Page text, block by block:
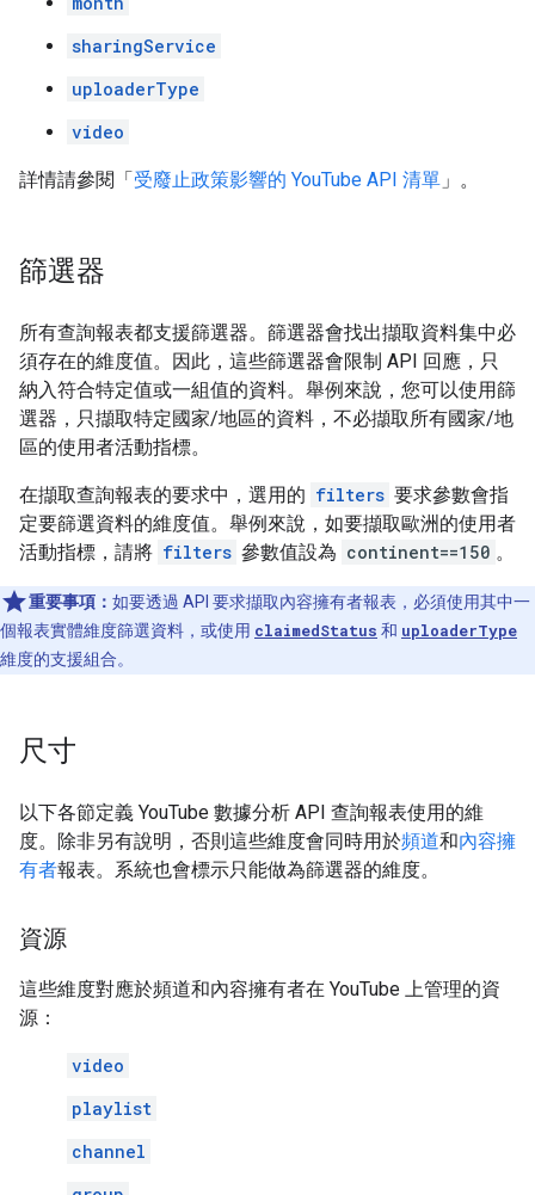
sharingService
uploaderType
video
詳情請參閱「受廢止政策影響的 YouTube API 清單 」。
篩選器
所有查詢報表都支援篩選器。篩選器會找出擷取資料集中必
須存在的維度值。因此，這些篩選器會限制 API 回應，只
納入符合特定值或一組值的資料。舉例來說，您可以使用篩
選器，只擷取特定國家/地區的資料，不必擷取所有國家/地
區的使用者活動指標。
在擷取查詢報表的要求中，選用的 filters 要求參數會指
定要篩選資料的維度值。舉例來說，如要擷取歐洲的使用者
活動指標，請將 filters 參數值設為 continent==150 。
重要事項： 如要透過 API 要求擷取內容擁有者報表，必須使用其中一
個報表實體維度篩選資料，或使用 claimedStatus 和 uploaderType
維度的支援組合。
尺寸
以下各節定義 YouTube 數據分析 API 查詢報表使用的維
度。除非另有說明，否則這些維度會同時用於頻道和內容擁
有者報表。系統也會標示只能做為篩選器的維度。
資源
這些維度對應於頻道和內容擁有者在 YouTube 上管理的資
源：
video
playlist
channel